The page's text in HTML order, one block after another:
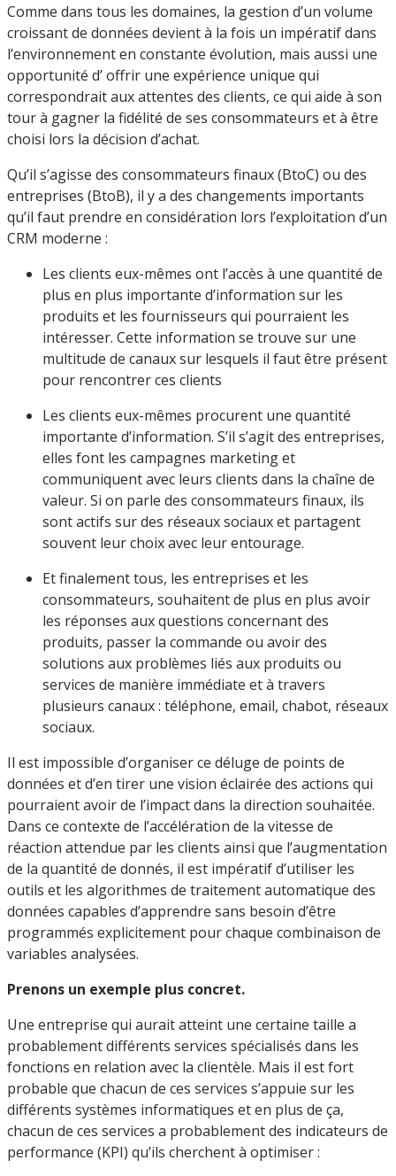
Comme dans tous les domaines, la gestion d’un volume
croissant de données devient à la fois un impératif dans
l’environnement en constante évolution, mais aussi une
opportunité d’ offrir une expérience unique qui
correspondrait aux attentes des clients, ce qui aide à son
tour à gagner la fidélité de ses consommateurs et à être
choisi lors la décision d’achat.
Qu’il s’agisse des consommateurs finaux (BtoC) ou des
entreprises (BtoB), il y a des changements importants
qu’il faut prendre en considération lors l’exploitation d’un
CRM moderne :
Les clients eux-mêmes ont l’accès à une quantité de
plus en plus importante d’information sur les
produits et les fournisseurs qui pourraient les
intéresser. Cette information se trouve sur une
multitude de canaux sur lesquels il faut être présent
pour rencontrer ces clients
Les clients eux-mêmes procurent une quantité
importante d’information. S’il s’agit des entreprises,
elles font les campagnes marketing et
communiquent avec leurs clients dans la chaîne de
valeur. Si on parle des consommateurs finaux, ils
sont actifs sur des réseaux sociaux et partagent
souvent leur choix avec leur entourage.
Et finalement tous, les entreprises et les
consommateurs, souhaitent de plus en plus avoir
les réponses aux questions concernant des
produits, passer la commande ou avoir des
solutions aux problèmes liés aux produits ou
services de manière immédiate et à travers
plusieurs canaux : téléphone, email, chabot, réseaux
sociaux.
Il est impossible d’organiser ce déluge de points de
données et d’en tirer une vision éclairée des actions qui
pourraient avoir de l’impact dans la direction souhaitée.
Dans ce contexte de l’accélération de la vitesse de
réaction attendue par les clients ainsi que l’augmentation
de la quantité de donnés, il est impératif d’utiliser les
outils et les algorithmes de traitement automatique des
données capables d’apprendre sans besoin d’être
programmés explicitement pour chaque combinaison de
variables analysées.
Prenons un exemple plus concret.
Une entreprise qui aurait atteint une certaine taille a
probablement différents services spécialisés dans les
fonctions en relation avec la clientèle. Mais il est fort
probable que chacun de ces services s’appuie sur les
différents systèmes informatiques et en plus de ça,
chacun de ces services a probablement des indicateurs de
performance (KPI) qu’ils cherchent à optimiser :